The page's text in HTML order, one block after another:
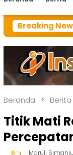
Breaking
Tarutung
Beranda Berita
Titik Mati
Maruli